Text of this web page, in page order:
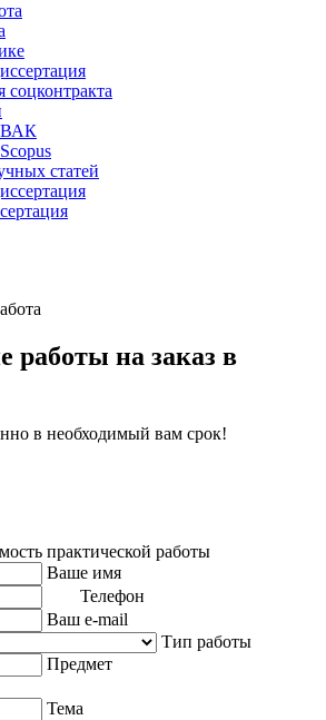
соцконтракта
ВАК
статей
работы на заказ в
в необходимый вам срок!
практической работы
Ваше имя
Телефон
Ваш e-mail
Тип работы
Предмет
Тема